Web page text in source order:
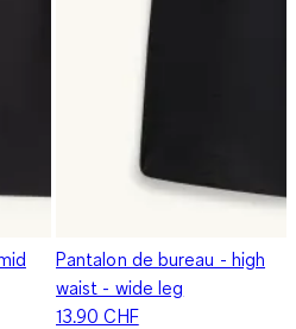
Pantalon de bureau - high
waist - wide leg
13.90 CHF